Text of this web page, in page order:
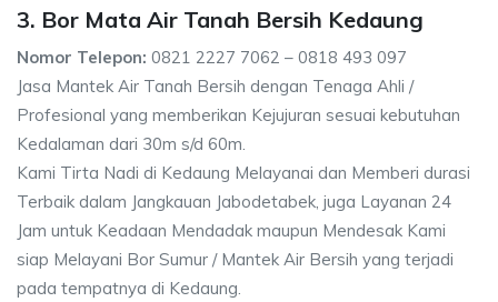
3. Bor Mata Air Tanah Bersih Kedaung
Nomor Telepon: 0821 2227 7062 – 0818 493 097
Jasa Mantek Air Tanah Bersih dengan Tenaga Ahli /
Profesional yang memberikan Kejujuran sesuai kebutuhan
Kedalaman dari 30m s/d 60m.
Kami Tirta Nadi di Kedaung Melayanai dan Memberi durasi
Terbaik dalam Jangkauan Jabodetabek, juga Layanan 24
Jam untuk Keadaan Mendadak maupun Mendesak Kami
siap Melayani Bor Sumur / Mantek Air Bersih yang terjadi
pada tempatnya di Kedaung.